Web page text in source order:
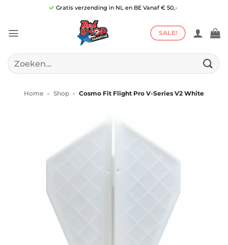
inhoud
Gratis verzending in NL en BE Vanaf € 50,-
SALE!
Zoeken
naar:
Home » Shop » Cosmo Fit Flight Pro V-Series V2 White